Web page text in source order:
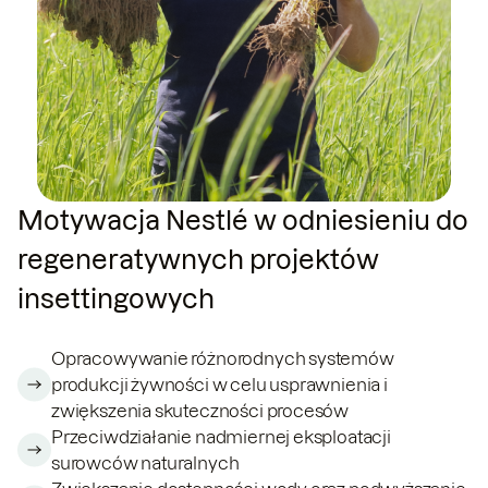
Motywacja Nestlé w odniesieniu do
regeneratywnych projektów
insettingowych
Opracowywanie różnorodnych systemów
produkcji żywności w celu usprawnienia i
zwiększenia skuteczności procesów
Przeciwdziałanie nadmiernej eksploatacji
surowców naturalnych